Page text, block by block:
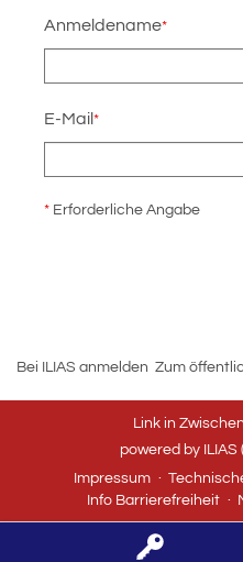
Anmeldename*
E-Mail*
* Erforderliche Angabe
Bei ILIAS anmelden Zum
Link in
powered by
Impressum
Info Barrierefreiheit